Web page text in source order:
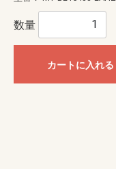
数量
カートに入れる